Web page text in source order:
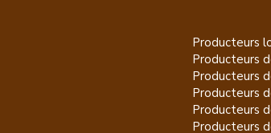
Producteurs
Producteurs
Producteurs
Producteurs
Producteurs
Producteurs